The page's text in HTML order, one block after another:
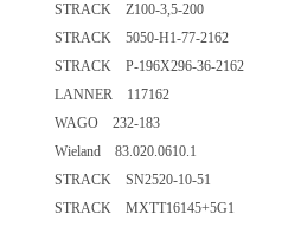
STRACK Z100-3,5-200
STRACK 5050-H1-77-2162
STRACK P-196X296-36-2162
LANNER 117162
WAGO 232-183
Wieland 83.020.0610.1
STRACK SN2520-10-51
STRACK MXTT16145+5G1